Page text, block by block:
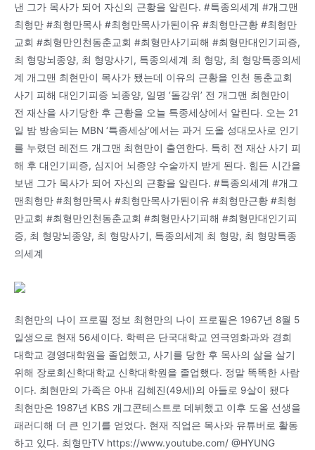
낸 그가 목사가 되어 자신의 근황을 알린다. #특종의세계 #개그맨
최형만 #최형만목사 #최형만목사가된이유 #최형만근황 #최형만
교회 #최형만인천동춘교회 #최형만사기피해 #최형만대인기피증,
최 형망뇌종양, 최 형망사기, 특종의세계 최 형망, 최 형망특종의세
계 개그맨 최현만이 목사가 됐는데 이유의 근황을 인천 동춘교회
사기 피해 대인기피증 뇌종양, 일명 ‘돌강위’ 전 개그맨 최현만이
전 재산을 사기당한 후 근황을 오늘 특종세상에서 알린다. 오는 21
일 밤 방송되는 MBN ‘특종세상’에서는 과거 도올 성대모사로 인기
를 누렸던 레전드 개그맨 최현만이 출연한다. 특히 전 재산 사기 피
해 후 대인기피증, 심지어 뇌종양 수술까지 받게 된다. 힘든 시간을
보낸 그가 목사가 되어 자신의 근황을 알린다. #특종의세계 #개그
맨최형만 #최형만목사 #최형만목사가된이유 #최형만근황 #최형
만교회 #최형만인천동춘교회 #최형만사기피해 #최형만대인기피
증, 최 형망뇌종양, 최 형망사기, 특종의세계 최 형망, 최 형망특종
의세계
최현만의 나이 프로필 정보 최현만의 나이 프로필은 1967년 8월 5
일생으로 현재 56세이다. 학력은 단국대학교 연극영화과와 경희
대학교 경영대학원을 졸업했고, 사기를 당한 후 목사의 삶을 살기
위해 장로회신학대학교 신학대학원을 졸업했다. 정말 똑똑한 사람
이다. 최현만의 가족은 아내 김혜진(49세)의 아들로 9살이 됐다
최현만은 1987년 KBS 개그콘테스트로 데뷔했고 이후 도올 선생을
패러디해 더 큰 인기를 얻었다. 현재 직업은 목사와 유튜버로 활동
하고 있다. 최형만TV https://www.youtube.com/ @HYUNG